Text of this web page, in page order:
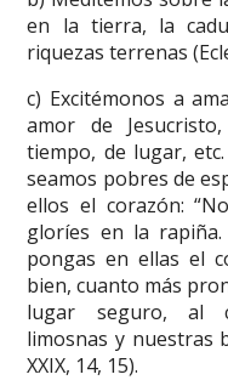
en la tierra, la
riquezas terrenas
c) Excitémonos a
amor de
tiempo, de lugar,
seamos pobres de
ellos el corazón:
gloríes en la
pongas en ellas el
bien, cuanto más
lugar seguro, al
limosnas y nuestras
XXIX, 14, 15).